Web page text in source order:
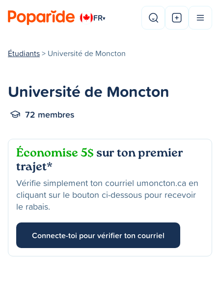
FR▾
Étudiants> Université de Moncton
Université de Moncton
72 membres
Économise 5$ sur ton premier
trajet*
Vérifie simplement ton courriel umoncton.ca en
cliquant sur le bouton ci-dessous pour recevoir
le rabais.
Connecte-toi pour vérifier ton courriel